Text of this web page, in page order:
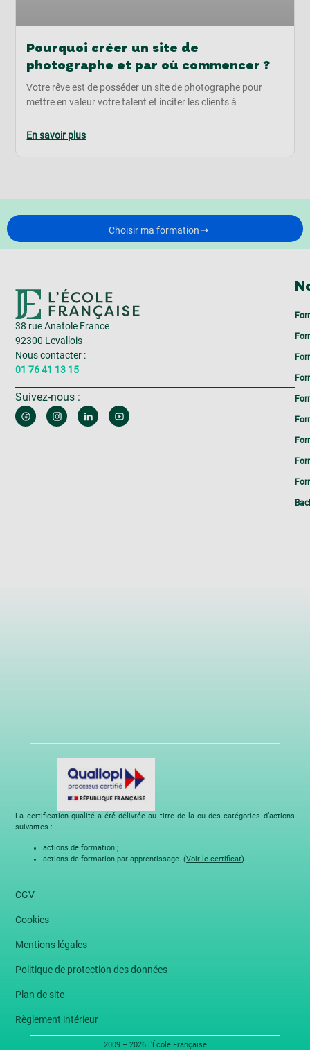
Pourquoi créer un site de
photographe et par où commencer ?
Votre rêve est de posséder un site de photographe pour
mettre en valeur votre talent et inciter les clients à
En savoir plus
Choisir ma formation
38 rue Anatole France
92300 Levallois
Nous contacter :
01 76 41 13 15
Suivez-nous :
La certification qualité a été délivrée au titre de la ou des catégories d’actions
suivantes :
actions de formation ;
actions de formation par apprentissage. (Voir le certificat).
CGV
Cookies
Mentions légales
Politique de protection des données
Plan de site
Règlement intérieur
2009 – 2026 L’École Française